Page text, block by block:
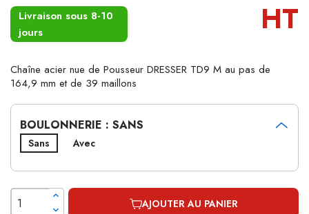
Livraison sous 8-10
jours
HT
Chaîne acier nue de Pousseur DRESSER TD9 M au pas de
164,9 mm et de 39 maillons
BOULONNERIE : SANS
Sans Avec
AJOUTER AU PANIER